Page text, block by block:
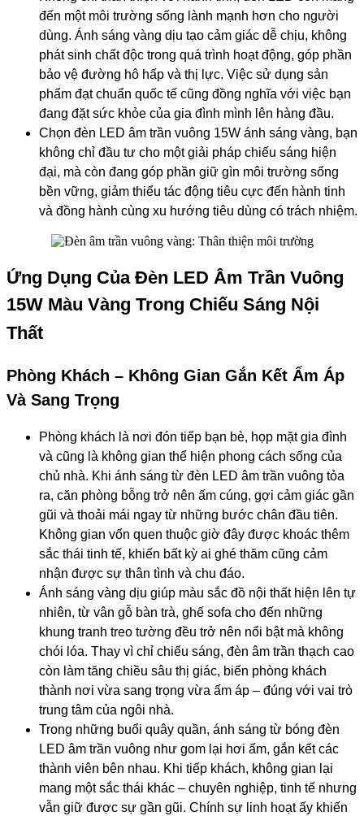
đến một môi trường sống lành mạnh hơn cho người
dùng. Ánh sáng vàng dịu tạo cảm giác dễ chịu, không
phát sinh chất độc trong quá trình hoạt động, góp phần
bảo vệ đường hô hấp và thị lực. Việc sử dụng sản
phẩm đạt chuẩn quốc tế cũng đồng nghĩa với việc bạn
đang đặt sức khỏe của gia đình mình lên hàng đầu.
Chọn đèn LED âm trần vuông 15W ánh sáng vàng, bạn
không chỉ đầu tư cho một giải pháp chiếu sáng hiện
đại, mà còn đang góp phần giữ gìn môi trường sống
bền vững, giảm thiểu tác động tiêu cực đến hành tinh
và đồng hành cùng xu hướng tiêu dùng có trách nhiệm.
Ứng Dụng Của Đèn LED Âm Trần Vuông
15W Màu Vàng Trong Chiếu Sáng Nội
Thất
Phòng Khách – Không Gian Gắn Kết Ấm Áp
Và Sang Trọng
Phòng khách là nơi đón tiếp bạn bè, họp mặt gia đình
và cũng là không gian thể hiện phong cách sống của
chủ nhà. Khi ánh sáng từ đèn LED âm trần vuông tỏa
ra, căn phòng bỗng trở nên ấm cúng, gợi cảm giác gần
gũi và thoải mái ngay từ những bước chân đầu tiên.
Không gian vốn quen thuộc giờ đây được khoác thêm
sắc thái tinh tế, khiến bất kỳ ai ghé thăm cũng cảm
nhận được sự thân tình và chu đáo.
Ánh sáng vàng dịu giúp màu sắc đồ nội thất hiện lên tự
nhiên, từ vân gỗ bàn trà, ghế sofa cho đến những
khung tranh treo tường đều trở nên nổi bật mà không
chói lóa. Thay vì chỉ chiếu sáng, đèn âm trần thạch cao
còn làm tăng chiều sâu thị giác, biến phòng khách
thành nơi vừa sang trọng vừa ấm áp – đúng với vai trò
trung tâm của ngôi nhà.
Trong những buổi quây quần, ánh sáng từ bóng đèn
LED âm trần vuông như gom lại hơi ấm, gắn kết các
thành viên bên nhau. Khi tiếp khách, không gian lại
mang một sắc thái khác – chuyên nghiệp, tinh tế nhưng
vẫn giữ được sự gần gũi. Chính sự linh hoạt ấy khiến